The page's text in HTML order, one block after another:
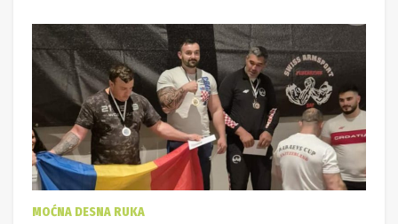
MOĆNA DESNA RUKA